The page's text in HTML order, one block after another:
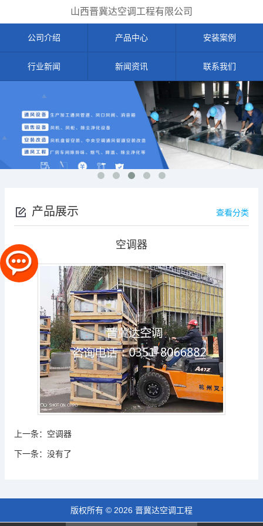
山西晋冀达空调工程有限公司
公司介绍 产品中心 安装案例
行业新闻 新闻资讯 联系我们
产品展示 查看分类
空调器
上一条： 空调器
下一条： 没有了
版权所有 © 2026 晋冀达空调工程